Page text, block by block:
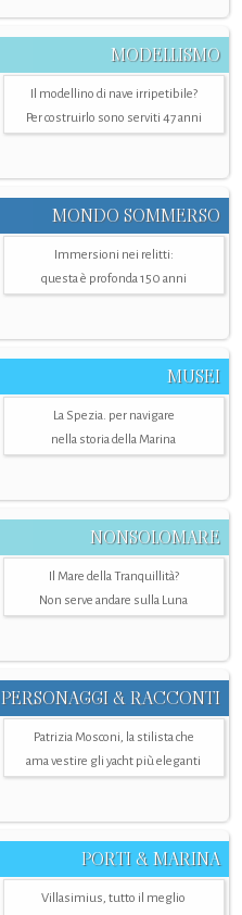
MODELLISMO
Il modellino di nave irripetibile?
Per costruirlo sono serviti 47 anni
MONDO SOMMERSO
Immersioni nei relitti:
questa è profonda 150 anni
MUSEI
La Spezia. per navigare
nella storia della Marina
NONSOLOMARE
Il Mare della Tranquillità?
Non serve andare sulla Luna
PERSONAGGI & RACCONTI
Patrizia Mosconi, la stilista che
ama vestire gli yacht più eleganti
PORTI & MARINA
Villasimius, tutto il meglio